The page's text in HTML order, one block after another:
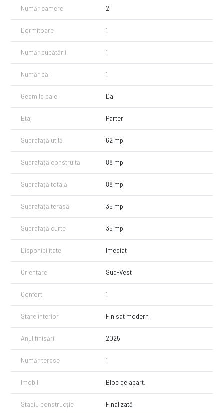
Număr camere 2
Dormitoare 1
Număr bucătării 1
Număr băi 1
Geam la baie Da
Etaj Parter
Suprafață utilă 62 mp
Suprafață construită 88 mp
Suprafață totală 88 mp
Suprafață terasă 35 mp
Suprafață curte 35 mp
Disponibilitate Imediat
Orientare Sud-Vest
Confort 1
Stare interior Finisat modern
Anul finisării 2025
Număr terase 1
Imobil Bloc de apart.
Stadiu construcție Finalizată